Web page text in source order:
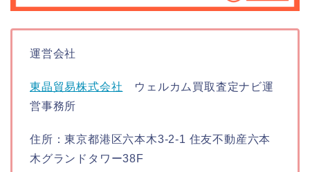
運営会社
東晶貿易株式会社 ウェルカム買取査定ナビ運
営事務所
住所：東京都港区六本木3-2-1 住友不動産六本
木グランドタワー38F